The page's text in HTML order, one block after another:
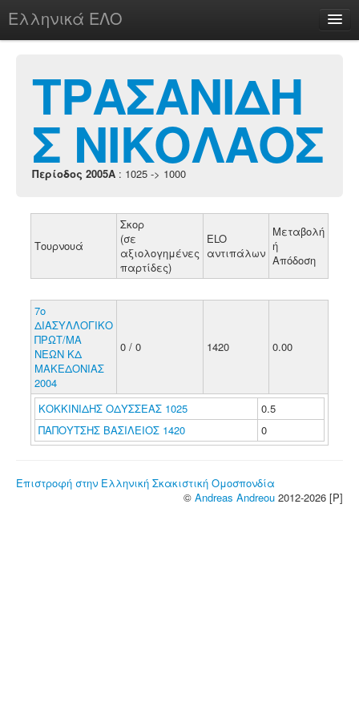
Ελληνικά ΕΛΟ
chesstu.be @ discord
Login
ΤΡΑΣΑΝΙΔΗ
Σ ΝΙΚΟΛΑΟΣ
Περίοδος 2005A : 1025 -> 1000
Τουρνουά
Σκορ
(σε
αξιολογημένες
παρτίδες)
ELO
αντιπάλων
Μεταβολή
ή
Απόδοση
7ο
ΔΙΑΣΥΛΛΟΓΙΚΟ
ΠΡΩΤ/ΜΑ
ΝΕΩΝ ΚΔ
ΜΑΚΕΔΟΝΙΑΣ
2004
0 / 0 1420 0.00
ΚΟΚΚΙΝΙΔΗΣ ΟΔΥΣΣΕΑΣ 1025
0.5
ΠΑΠΟΥΤΣΗΣ ΒΑΣΙΛΕΙΟΣ 1420
0
Επιστροφή στην Ελληνική Σκακιστική Ομοσπονδία
© Andreas Andreou 2012-2026 [P]